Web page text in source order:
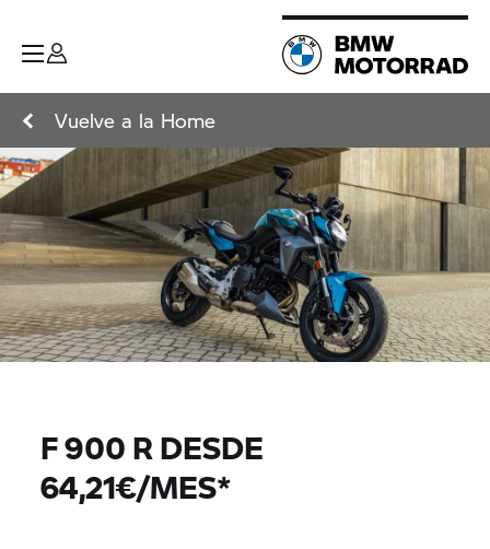
Vuelve a la Home
F 900 R DESDE
64,21€/MES*